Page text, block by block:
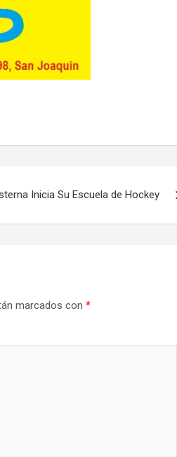
Inicia Su Escuela de Hockey
marcados con *